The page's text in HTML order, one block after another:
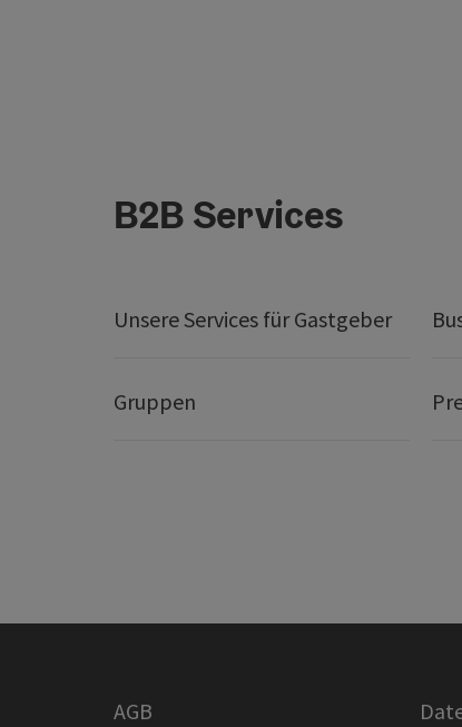
B2B Services
Unsere Services für Gastgeber
Gruppen
AGB